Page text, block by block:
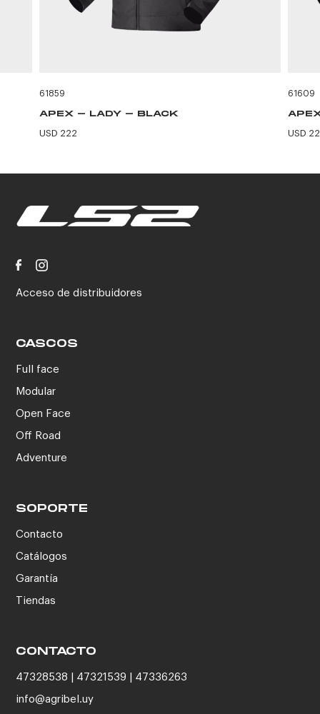
61859
APEX - LADY - BLACK
USD 222
61609
USD
Acceso de distribuidores
CASCOS
Full face
Modular
Open Face
Off Road
Adventure
SOPORTE
Contacto
Catálogos
Garantía
Tiendas
CONTACTO
47328538 | 47321539 | 47336263
info@agribel.uy